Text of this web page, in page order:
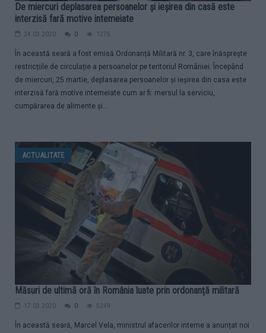
De miercuri deplasarea persoanelor și ieșirea din casă este
interzisă fară motive intemeiate
24.03.2020 0 1275
În această seară a fost emisă Ordonanță Militară nr. 3, care înăsprește
restricțiile de circulație a persoanelor pe teritoriul României. Începând
de miercuri, 25 martie, deplasarea persoanelor și ieșirea din casa este
interzisă fară motive intemeiate cum ar fi: mersul la serviciu,
cumpărarea de alimente și...
ACTUALITATE
Măsuri de ultimă oră în România luate prin ordonanță militară
17.03.2020 0 5249
În această seară, Marcel Vela, ministrul afacerilor interne a anunțat noi